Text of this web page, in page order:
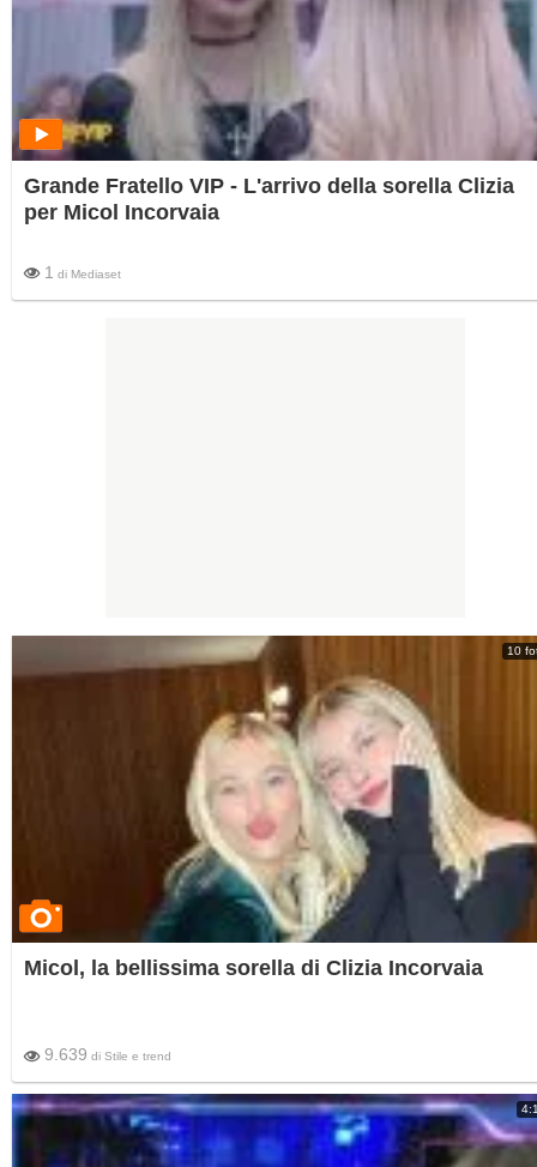
Grande Fratello VIP - L'arrivo della sorella Clizia
per Micol Incorvaia
1 di Mediaset
10
Micol, la bellissima sorella di Clizia Incorvaia
9.639 di Stile e trend